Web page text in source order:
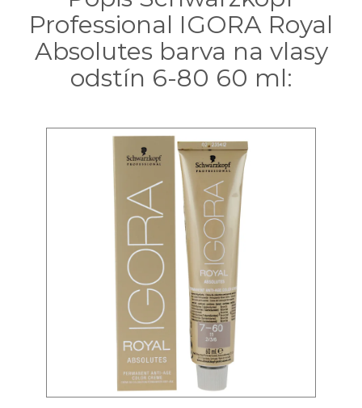
Professional IGORA Royal
Absolutes barva na vlasy
odstín 6-80 60 ml: